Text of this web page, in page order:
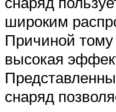
широким
Причиной тому
высокая
снаряд